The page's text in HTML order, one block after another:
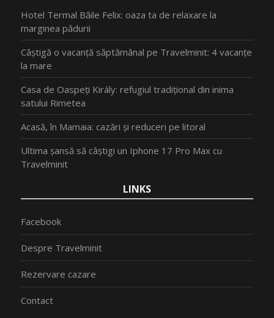
Hotel Termal Băile Felix: oaza ta de relaxare la
marginea pădurii
Câștigă o vacanță săptămânal pe Travelminit: 4 vacanțe
la mare
Casa de Oaspeți Király: refugiul tradițional din inima
satului Rimetea
Acasă, în Mamaia: cazări și reduceri pe litoral
Ultima șansă să câștigi un Iphone 17 Pro Max cu
Travelminit
LINKS
Facebook
Despre Travelminit
Rezervare cazare
Contact